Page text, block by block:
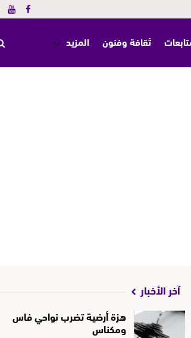
ثقافة وفنون المزيد
آخر الأخبار
هزة أرضية تضرب نواحي فاس
ومكناس